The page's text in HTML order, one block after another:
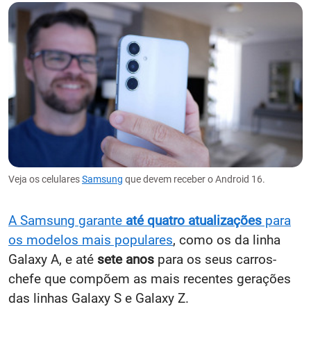
Veja os celularesSamsung que devem receber o Android 16.
A Samsung garante até quatro atualizações para
os modelos mais populares, como os da linha
Galaxy A, e até sete anos para os seus carros-
chefe que compõem as mais recentes gerações
das linhas Galaxy S e Galaxy Z.